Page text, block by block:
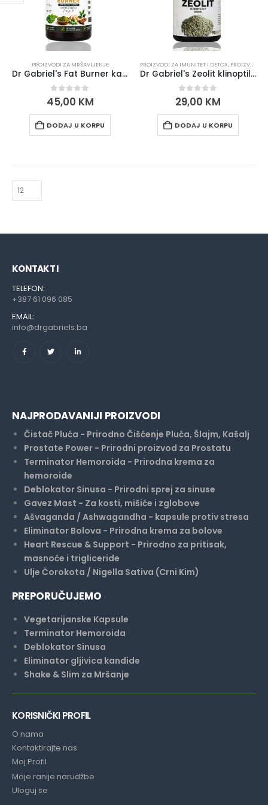
PROIZVODI ZA MRŠAVLJENJE
Dr Gabriel's Fat Burner kapsule za mršanje
0out of 5
45,00 KM
DODAJ U KORPU
PROIZVODI ZA IMUNITET I DETOX, PROIZVODI ZA PROBAVU I HEMOROIDE
Dr Gabriel's Zeolit klinoptilolit 90 kapsula
0out of 5
29,00 KM
DODAJ U KORPU
KONTAKT I
TELEFON:
+387 61 096 085
EMAIL:
info@drgabriels.ba
NAJPRODAVANIJI PROIZVODI
Čistač Pluća - Prirodno Čišćenje Pluća, Šlajm, Kašalj
Prostate Power - Prirodni proizvod za Prostatu
Terminator Hemoroida - Prirodna krema za
hemoroide
Deblokator Sinusa - Prirodni sprej za sinuse
Gavez Mast - Za kosti, mišiće i zglobove
Ašvaganda / Ashwagandha - kapsule protiv stresa
Eliminator Bolova - Prirodna krema za bolove
Heart Rescue & Support - Prirodno za pritisak,
masnoće i trigliceride
Ulje Čorokota / Nigella Sativa (Crni Kim)
PREPORUČUJEMO
Vegetarijanske Kapsule
Terminator Hemoroida
Deblokator Sinusa
Eliminator gljivica kandide
Shake & Slim za Mršanje
KORISNIČKI PROFIL
O nama
Kontaktirajte nas
Moj Profil
Moje ranije narudžbe
Uloguj se